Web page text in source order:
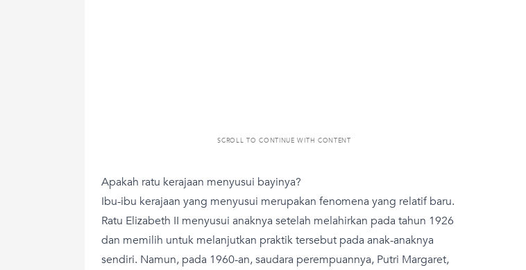
SCROLL TO CONTINUE WITH CONTENT
Apakah ratu kerajaan menyusui bayinya?
Ibu-ibu kerajaan yang menyusui merupakan fenomena yang relatif baru.
Ratu Elizabeth II menyusui anaknya setelah melahirkan pada tahun 1926
dan memilih untuk melanjutkan praktik tersebut pada anak-anaknya
sendiri. Namun, pada 1960-an, saudara perempuannya, Putri Margaret,